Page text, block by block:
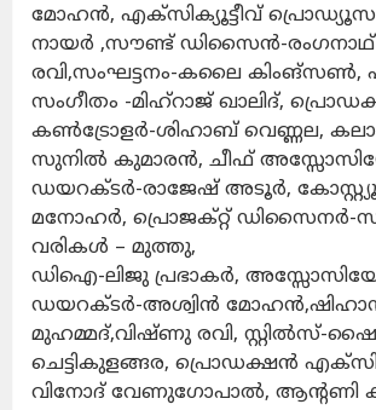
മോഹൻ, എക്സിക്യൂട്ടീവ്
നായർ ,സൗണ്ട് ഡിസൈൻ-രംഗനാഥ്
രവി,സംഘട്ടനം-കലൈ കിംങ്സൺ,
സംഗീതം -മിഹ്റാജ് ഖാലിദ്,
കൺട്രോളർ-ശിഹാബ് വെണ്ണല,
സുനിൽ കുമാരൻ, ചീഫ്
ഡയറക്ടർ-രാജേഷ് അടൂർ,
മനോഹർ, പ്രൊജക്റ്റ് ഡിസൈനർ-
വരികൾ – മുത്തു,
ഡിഐ-ലിജു പ്രഭാകർ,
ഡയറക്ടർ-അശ്വിൻ
മുഹമ്മദ്,വിഷ്ണു രവി, സ്റ്റിൽസ്-
ചെട്ടികുളങ്ങര, പ്രൊഡക്ഷൻ
വിനോദ് വേണുഗോപാൽ, ആന്റണി